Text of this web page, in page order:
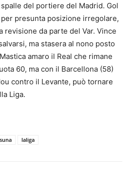
del portiere del Madrid. Gol
presunta posizione irregolare,
revisione da parte del Var. Vince
ma stasera al nono posto
amaro il Real che rimane
60, ma con il Barcellona (58)
contro il Levante, può tornare
Liga.
laliga